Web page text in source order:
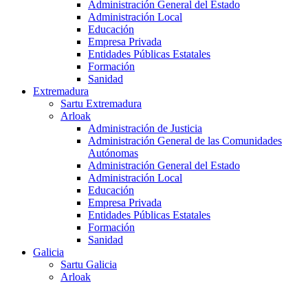
Administración General del Estado
Administración Local
Educación
Empresa Privada
Entidades Públicas Estatales
Formación
Sanidad
Extremadura
Sartu Extremadura
Arloak
Administración de Justicia
Administración General de las Comunidades
Autónomas
Administración General del Estado
Administración Local
Educación
Empresa Privada
Entidades Públicas Estatales
Formación
Sanidad
Galicia
Sartu Galicia
Arloak